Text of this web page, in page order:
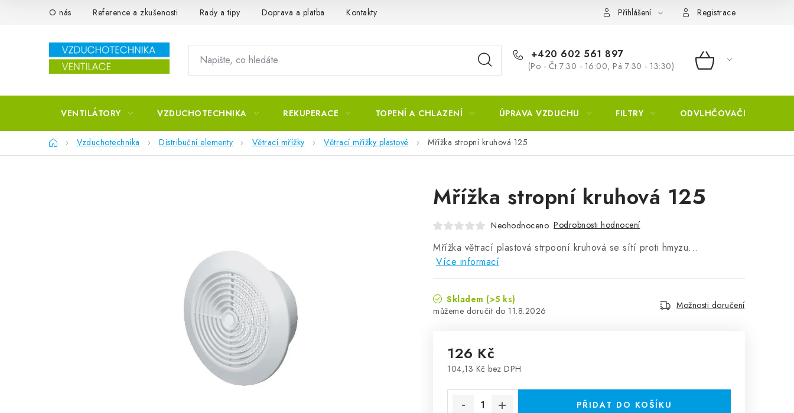
Přejít na obsahO nás Reference a zkušenosti Rady a tipy Doprava a platba Kontakty Přihlášení Registrace
+420 602 561 897
(Po - Čt 7:30 - 16:00, Pá 7:30 - 13:30) NÁKUPNÍ
VENTILÁTORY VZDUCHOTECHNIKA REKUPERACE TOPENÍ A CHLAZENÍ ÚPRAVA VZDUCHU FILTRY ODVLHČOVAČE
DomůVzduchotechnika Distribuční elementy Větrací mřížky Větrací mřížky plastové Mřížka stropní kruhová 125
Mřížka stropní kruhová 125
Neohodnoceno Podrobnosti hodnocení
Mřížka větrací plastová strpooní kruhová se sítí proti hmyzu...
Více informací
Skladem (>5 ks)
11.8.2026
Možnosti doručení
126 Kč
104,13 Kč bez DPH
PŘIDAT DO KOŠÍKU